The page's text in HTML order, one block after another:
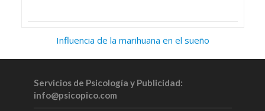
Influencia de la marihuana en el sueño
Servicios de Psicología y Publicidad:
info@psicopico.com